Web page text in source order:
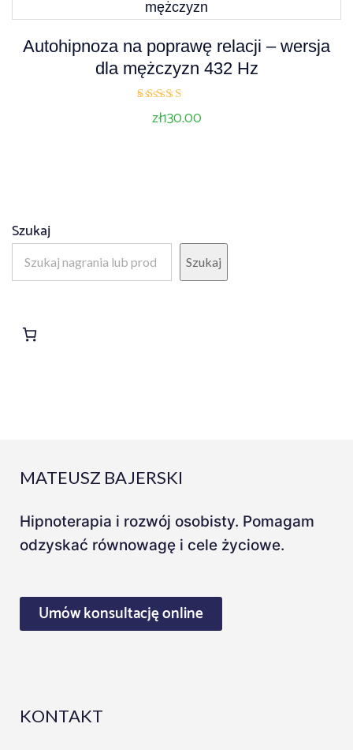
Autohipnoza na poprawę relacji – wersja
dla mężczyzn 432 Hz
Ocenion
zł130.00
Szukaj
Szukaj
MATEUSZ BAJERSKI
Hipnoterapia i rozwój osobisty. Pomagam
odzyskać równowagę i cele życiowe.
Umów konsultację online
KONTAKT